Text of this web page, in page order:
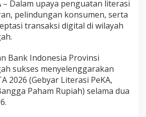
– Dalam upaya penguatan literasi
pelindungan konsumen, serta
transaksi digital di wilayah
Bank Indonesia Provinsi
sukses menyelenggarakan
2026 (Gebyar Literasi PeKA,
Paham Rupiah) selama dua